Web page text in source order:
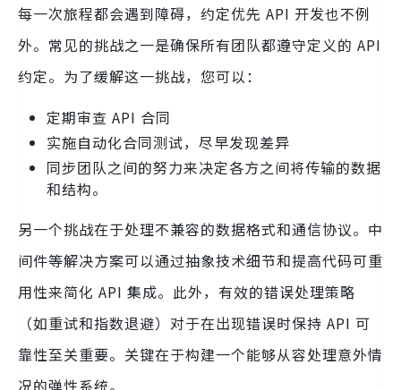
每一次旅程都会遇到障碍，约定优先 API 开发也不例
外。常见的挑战之一是确保所有团队都遵守定义的 API
约定。为了缓解这一挑战，您可以：
定期审查 API 合同
实施自动化合同测试，尽早发现差异
同步团队之间的努力来决定各方之间将传输的数据
和结构。
另一个挑战在于处理不兼容的数据格式和通信协议。中
间件等解决方案可以通过抽象技术细节和提高代码可重
用性来简化 API 集成。此外，有效的错误处理策略
（如重试和指数退避）对于在出现错误时保持 API 可
靠性至关重要。关键在于构建一个能够从容处理意外情
况的弹性系统。